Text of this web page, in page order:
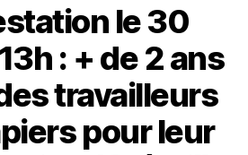
le 30
: + de 2 ans
travailleurs
pour leur